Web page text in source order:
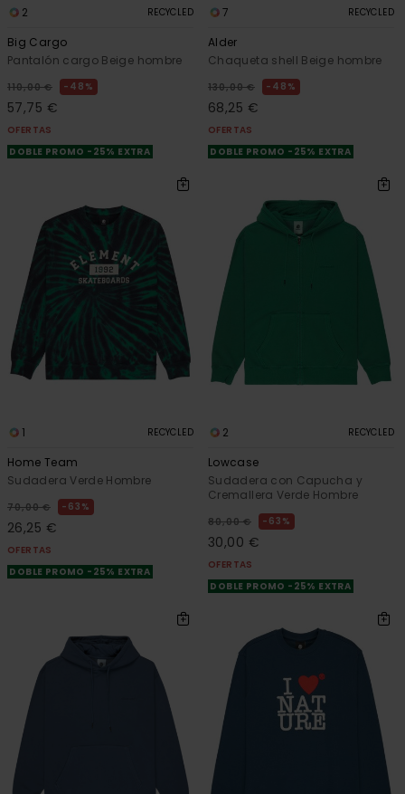
2 RECYCLED
Big Cargo
Pantalón cargo Beige hombre
110,00 € 48%
57,75 €
OFERTAS
DOBLE PROMO -25% EXTRA
7 RECYCLED
Alder
Chaqueta shell Beige hombre
130,00 € 48%
68,25 €
OFERTAS
DOBLE PROMO -25% EXTRA
1 RECYCLED
Home Team
Sudadera Verde Hombre
70,00 € 63%
26,25 €
OFERTAS
DOBLE PROMO -25% EXTRA
2 RECYCLED
Lowcase
Sudadera con Capucha y
Cremallera Verde Hombre
80,00 € 63%
30,00 €
OFERTAS
DOBLE PROMO -25% EXTRA